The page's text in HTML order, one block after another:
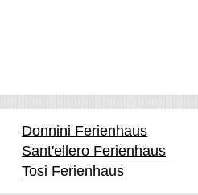
Donnini Ferienhaus
Sant'ellero Ferienhaus
Tosi Ferienhaus